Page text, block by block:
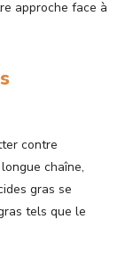
approche face à
contre
chaîne,
gras se
tels que le